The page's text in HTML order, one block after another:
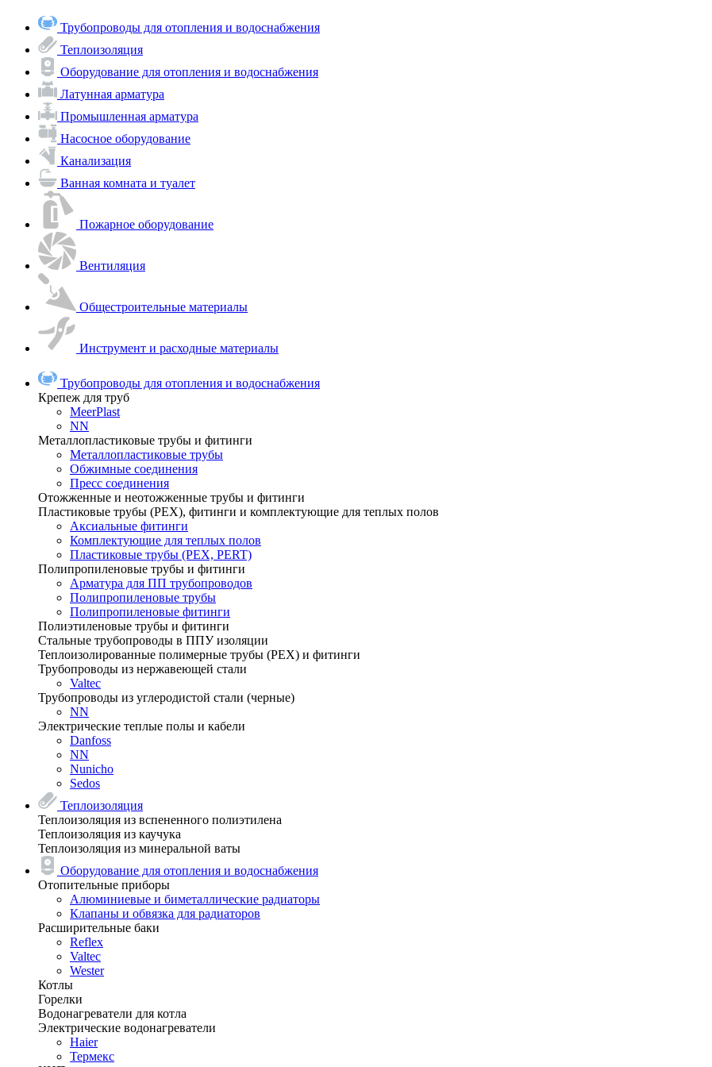
Трубопроводы для отопления и водоснабжения
Теплоизоляция
Оборудование для отопления и водоснабжения
Латунная арматура
Промышленная арматура
Насосное оборудование
Канализация
Ванная комната и туалет
Пожарное оборудование
Вентиляция
Общестроительные материалы
Инструмент и расходные материалы
Трубопроводы для отопления и водоснабжения
Крепеж для труб
MeerPlast
NN
Металлопластиковые трубы и фитинги
Металлопластиковые трубы
Обжимные соединения
Пресс соединения
Отожженные и неотожженные трубы и фитинги
Пластиковые трубы (РЕХ), фитинги и комплектующие для теплых полов
Аксиальные фитинги
Комплектующие для теплых полов
Пластиковые трубы (РЕХ, PERT)
Полипропиленовые трубы и фитинги
Арматура для ПП трубопроводов
Полипропиленовые трубы
Полипропиленовые фитинги
Полиэтиленовые трубы и фитинги
Стальные трубопроводы в ППУ изоляции
Теплоизолированные полимерные трубы (РЕХ) и фитинги
Трубопроводы из нержавеющей стали
Valtec
Трубопроводы из углеродистой стали (черные)
NN
Электрические теплые полы и кабели
Danfoss
NN
Nunicho
Sedos
Теплоизоляция
Теплоизоляция из вспененного полиэтилена
Теплоизоляция из каучука
Теплоизоляция из минеральной ваты
Оборудование для отопления и водоснабжения
Отопительные приборы
Алюминиевые и биметаллические радиаторы
Клапаны и обвязка для радиаторов
Расширительные баки
Reflex
Valtec
Wester
Котлы
Горелки
Водонагреватели для котла
Электрические водонагреватели
Haier
Термекс